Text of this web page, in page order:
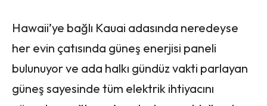
Hawaii’ye bağlı Kauai adasında neredeyse
her evin çatısında güneş enerjisi paneli
bulunuyor ve ada halkı gündüz vakti parlayan
güneş sayesinde tüm elektrik ihtiyacını